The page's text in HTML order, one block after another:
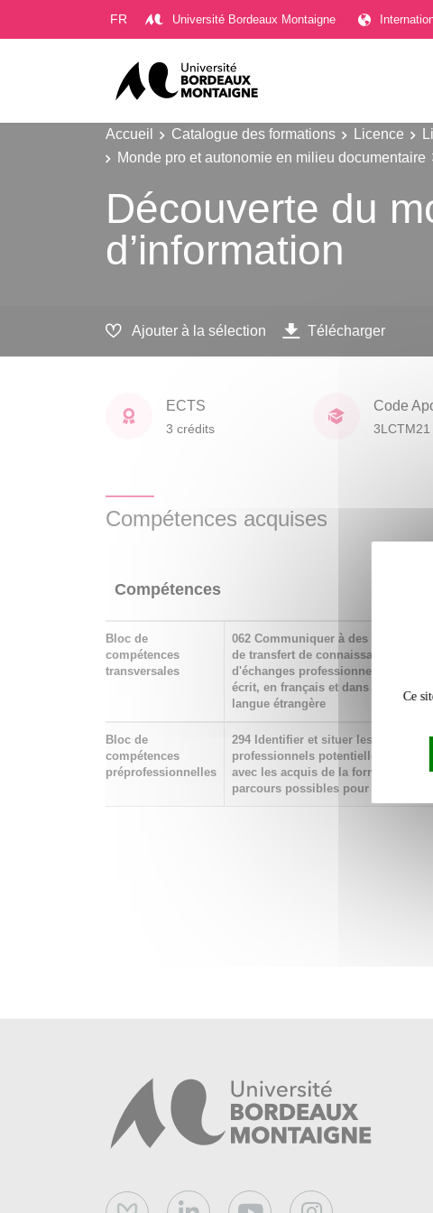
FR Université Bordeaux Montaigne
Accueil Catalogue des formations Licence
Monde pro et autonomie en milieu documentaire
Découverte du
d’information
Ajouter à la sélection Télécharger
ECTS
3 crédits
Code
3LCTM21
Compétences acquises
Compétences
Bloc de
compétences
transversales
062 Communiquer à des fins de
de transfert de connaissances, lors
d'échanges professionnels, par oral
écrit, en français et dans au moins
langue étrangère
Bloc de
compétences
préprofessionnelles
294 Identifier et situer les champs
professionnels potentiellement en
avec les acquis de la formation
parcours possibles pour y accéder
Ce